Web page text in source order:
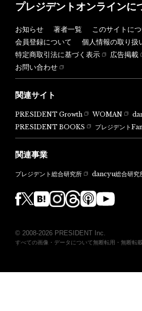
プレジデントオンラインに
お知らせ 著者一覧
このサイトに
会員登録について
個人情報の取り扱
特定商取引法に基づく表示
広告掲載
お問い合わせ
関連サイト
PRESIDENT Growth WOMAN
PRESIDENT BOOKS
プレジデント
関連事業
プレジデント総合研究所 dancyu総合研究
© 2008-2026 PRESIDENT Inc.
すべての画像・データについて無断転用・無断転